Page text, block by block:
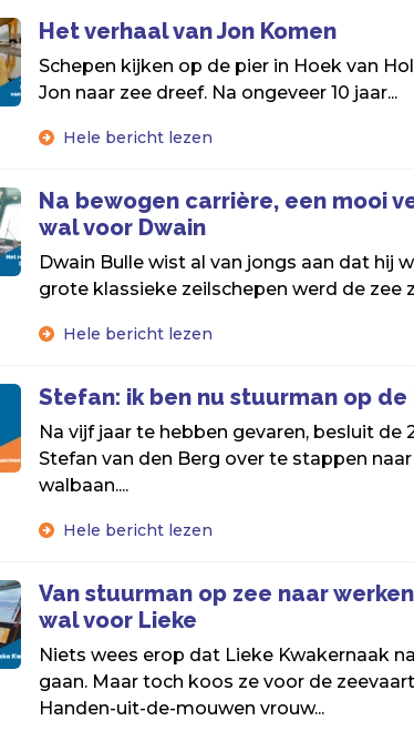
Het verhaal van Jon Komen
Schepen kijken op de pier in Hoek van
Jon naar zee dreef. Na ongeveer 10 jaar...
Hele bericht lezen
Na bewogen carrière, een mooi
wal voor Dwain
Dwain Bulle wist al van jongs aan dat hij
grote klassieke zeilschepen werd de zee
Hele bericht lezen
Stefan: ik ben nu stuurman op de
Na vijf jaar te hebben gevaren, besluit de
Stefan van den Berg over te stappen naar
walbaan....
Hele bericht lezen
Van stuurman op zee naar
wal voor Lieke
Niets wees erop dat Lieke Kwakernaak
gaan. Maar toch koos ze voor de
Handen-uit-de-mouwen vrouw...